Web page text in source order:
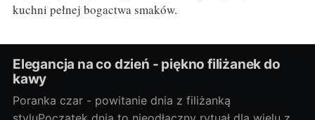
kuchni pełnej bogactwa smaków.
Elegancja na co dzień - piękno filiżanek do
kawy
Poranka czar - powitanie dnia z filiżanką